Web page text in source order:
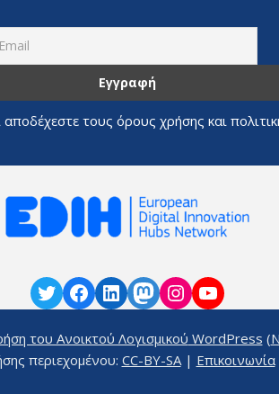
τους όρους χρήσης και
του Ανοικτού Λογισμικού WordPress (
περιεχομένου: CC-BY-SA| Επικοινωνία